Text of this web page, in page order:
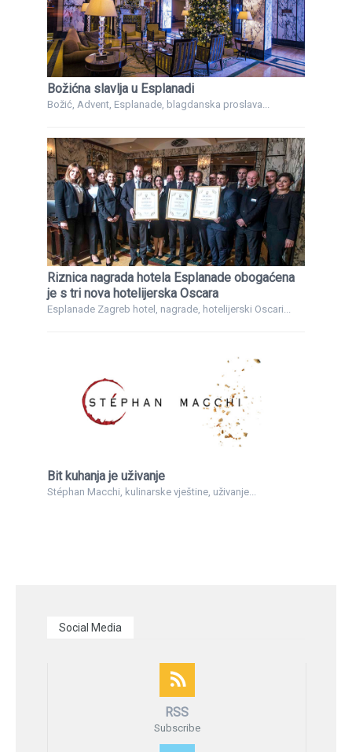
Božićna slavlja u Esplanadi
Božić, Advent, Esplanade, blagdanska proslava...
Riznica nagrada hotela Esplanade obogaćena
je s tri nova hotelijerska Oscara
Esplanade Zagreb hotel, nagrade, hotelijerski Oscari...
Bit kuhanja je uživanje
Stéphan Macchi, kulinarske vještine, uživanje...
Social Media
RSS
Subscribe